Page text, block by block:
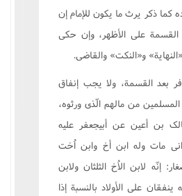
کما ذکر يرث ما يکون للإمام إن
القسمة على الأظهر، وإن حکى
و«النکت» والقاضى.
بعد القسمة، ولا يجب إنفاق
المسلمين من مالهم الّذى ورثوه،
بن أعين عن أبيجعفر عليه
مات وله ابن أخ وابن اُخت
إنّه لابن الاُخ الثلثان ولابن
ينفقان على الأولاد بالنسبة إذا